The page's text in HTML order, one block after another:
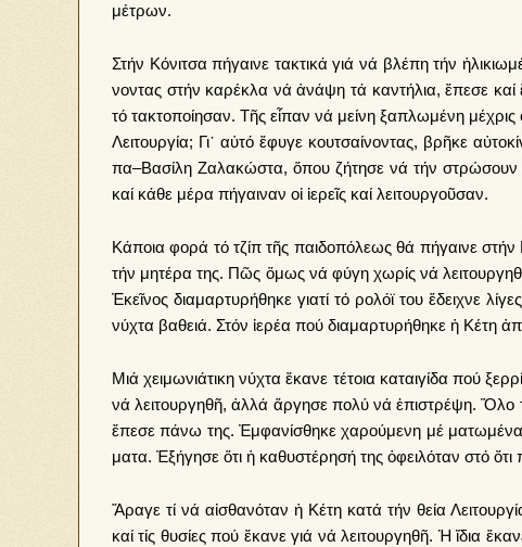
μέ­τρων.
Στήν Κό­νι­τσα πή­γαι­νε τα­κτι­κά γιά νά βλέ­πη τήν
νο­ντας στήν κα­ρέ­κλα νά ἀ­νά­ψη τά καν­τή­λια, ἔ­πε­σε
τό τα­κτο­ποί­η­σαν. Τῆς εἶ­παν νά μεί­νη ξα­πλω­μέ­νη
Λει­τουρ­γί­α; Γι᾿ αὐ­τό ἔ­φυ­γε κου­τσαί­νον­τας, βρῆ­κε
πα–Βα­σί­λη Ζα­λα­κώ­στα, ὅπου ζή­τη­σε νά τήν στρώ­σουν
καί κά­θε μέ­ρα πή­γαι­ναν οἱ ἱ­ε­ρεῖς καί λει­τουρ­γοῦ­σαν.
Κά­ποι­α φο­ρά τό τζίπ τῆς παι­δο­πό­λε­ως θά πή­γαι­νε
τήν μη­τέ­ρα της. Πῶς ὅ­μως νά φύ­γη χω­ρίς νά
Ἐ­κεῖ­νος δι­α­μαρ­τυ­ρή­θη­κε για­τί τό ρο­λό­ϊ του ἔ­δει­χνε
νύ­χτα βα­θειά. Στόν ἱ­ε­ρέ­α πού δι­α­μαρ­τυ­ρή­θη­κε ἡ Κέ­τη
Μιά χει­μω­νι­ά­τι­κη νύ­χτα ἔ­κα­νε τέ­τοι­α κα­ται­γί­δα πού
νά λει­τουρ­γη­θῆ, ἀλ­λά ἄρ­γη­σε πο­λύ νά ἐ­πι­στρέ­ψη.
ἔ­πε­σε πά­νω της. Ἐμ­φα­νί­σθη­κε χα­ρού­με­νη μέ
μα­τα. Ἐ­ξή­γη­σε ὅ­τι ἡ κα­θυ­στέ­ρη­σή της ὀ­φει­λό­ταν στό
Ἄ­ρα­γε τί νά αἰ­σθα­νό­ταν ἡ Κέ­τη κα­τά τήν θεί­α
καί τίς θυ­σί­ες πού ἔ­κα­νε γιά νά λει­τουρ­γη­θῆ. Ἡ ἴ­δια